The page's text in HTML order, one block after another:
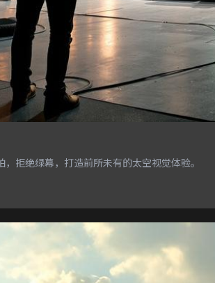
拒绝绿幕，打造前所未有的太空视觉体验。